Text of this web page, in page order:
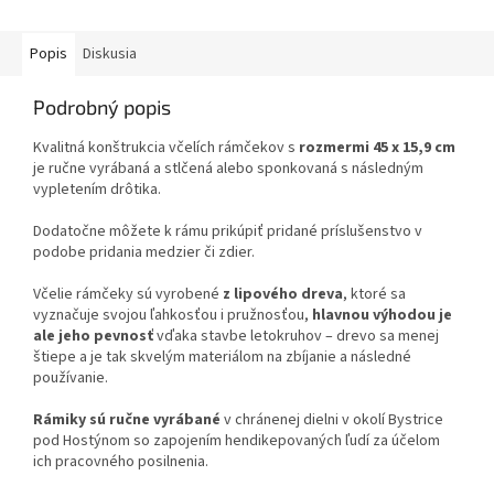
Popis Diskusia
Podrobný popis
Kvalitná konštrukcia včelích rámčekov s rozmermi 45 x 15,9 cm
je ručne vyrábaná a stlčená alebo sponkovaná s následným
vypletením drôtika.
Dodatočne môžete k rámu prikúpiť pridané príslušenstvo v
podobe pridania medzier či zdier.
Včelie rámčeky sú vyrobené z lipového dreva, ktoré sa
vyznačuje svojou ľahkosťou i pružnosťou, hlavnou výhodou je
ale jeho pevnosťvďaka stavbe letokruhov – drevo sa menej
štiepe a je tak skvelým materiálom na zbíjanie a následné
používanie.
Rámiky sú ručne vyrábané v chránenej dielni v okolí Bystrice
pod Hostýnom so zapojením hendikepovaných ľudí za účelom
ich pracovného posilnenia.